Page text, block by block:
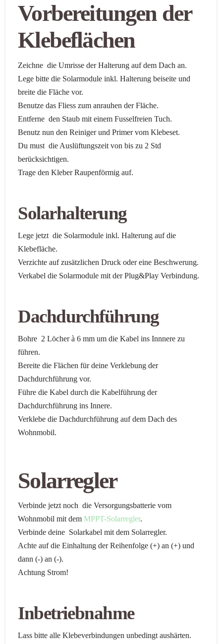
Vorbereitungen der
Klebeflächen
Zeichne die Umrisse der Halterung auf dem Dach an.
Lege bitte die Solarmodule inkl. Halterung beiseite und
breite die Fläche vor.
Benutze das Fliess zum anrauhen der Fläche.
Entferne den Staub mit einem Fusselfreien Tuch.
Benutz nun den Reiniger und Primer vom Klebeset.
Du must die Auslüftungszeit von bis zu 2 Std
berücksichtigen.
Trage den Kleber Raupenförmig auf.
Solarhalterung
Lege jetzt die Solarmodule inkl. Halterung auf die
Klebefläche.
Verzichte auf zusätzlichen Druck oder eine Beschwerung.
Verkabel die Solarmodule mit der Plug&Play Verbindung.
Dachdurchführung
Bohre 2 Löcher à 6 mm um die Kabel ins Innnere zu
führen.
Bereite die Flächen für deine Verklebung der
Dachdurchführung vor.
Führe die Kabel durch die Kabelführung der
Dachdurchführung ins Innere.
Verklebe die Dachdurchführung auf dem Dach des
Wohnmobil.
Solarregler
Verbinde jetzt noch die Versorgungsbatterie vom
Wohnmobil mit demMPPT-Solarregler.
Verbinde deine Solarkabel mit dem Solarregler.
Achte auf die Einhaltung der Reihenfolge (+) an (+) und
dann (-) an (-).
Achtung Strom!
Inbetriebnahme
Lass bitte alle Klebeverbindungen unbedingt aushärten.